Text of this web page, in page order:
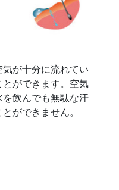
が十分に流れてい
ができます。空気
飲んでも無駄な汗
ができません。